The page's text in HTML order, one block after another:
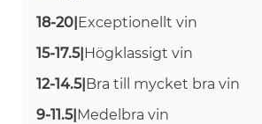
18-20|Exceptionellt vin
15-17.5|Högklassigt vin
12-14.5|Bra till mycket bra vin
9-11.5|Medelbra vin